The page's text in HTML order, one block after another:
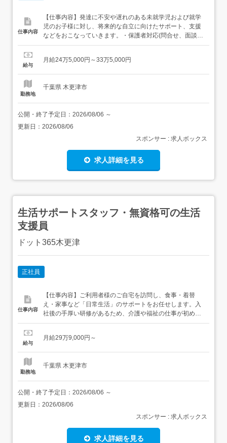
仕事内容
【仕事内容】発達に不安や遅れのある未就学児および就学
児のお子様に対し、将来的な自立に向けたサポート、支援
などをおこなっていきます。・保護者対応(問合せ、面談な
ど)・個別支援計画書の作成に係る業務(計画書作成、アセ
開催、プログラムの検討など)・児童やスタッフの状況確認
給与
月給24万5,000円～33万5,000円
勤務地
千葉県 木更津市
公開・終了予定日： 2026/08/06 ～
更新日： 2026/08/06
スポンサー : 求人ボックス
求人詳細を見る
生活サポートスタッフ・無資格可の生活
支援員
ドット365木更津
正社員
仕事内容
【仕事内容】ご利⽤者様のご⾃宅を訪問し、⾷事・着替
え・家事など「⽇常⽣活」のサポートをお任せします。⼊
社後の⼿厚い研修があるため、介護や福祉の仕事が初めて
の⽅もご安⼼ください。⼀⼈ひとりの暮らしに深く寄り添
365」とは︖/ご利⽤者様がご⾃宅で安⼼安全な療養⽣活を
給与
月給29万9,000円～
勤務地
千葉県 木更津市
公開・終了予定日： 2026/08/06 ～
更新日： 2026/08/06
スポンサー : 求人ボックス
求人詳細を見る